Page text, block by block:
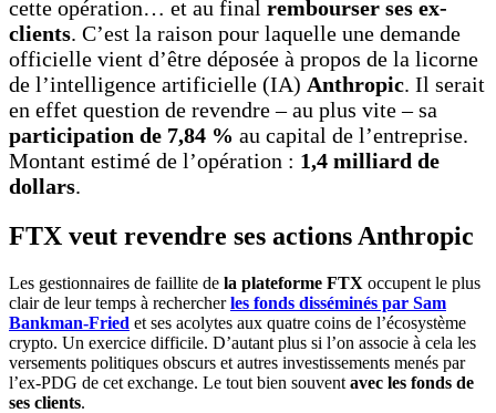
cette opération… et au final rembourser ses ex-
clients. C’est la raison pour laquelle une demande
officielle vient d’être déposée à propos de la licorne
de l’intelligence artificielle (IA) Anthropic. Il serait
en effet question de revendre – au plus vite – sa
participation de 7,84 % au capital de l’entreprise.
Montant estimé de l’opération : 1,4 milliard de
dollars.
FTX veut revendre ses actions Anthropic
Les gestionnaires de faillite de la plateforme FTX occupent le plus
clair de leur temps à rechercherles fonds disséminés par Sam
Bankman-Fried et ses acolytes aux quatre coins de l’écosystème
crypto. Un exercice difficile. D’autant plus si l’on associe à cela les
versements politiques obscurs et autres investissements menés par
l’ex-PDG de cet exchange. Le tout bien souvent avec les fonds de
ses clients.